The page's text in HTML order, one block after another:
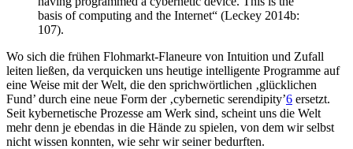
basis of computing and the Internet“ (Leckey 2014b:
107).
Wo sich die frühen Flohmarkt-Flaneure von Intuition und Zufall
leiten ließen, da verquicken uns heutige intelligente Programme auf
eine Weise mit der Welt, die den sprichwörtlichen ‚glücklichen
Fund’ durch eine neue Form der ‚cybernetic serendipity’6 ersetzt.
Seit kybernetische Prozesse am Werk sind, scheint uns die Welt
mehr denn je ebendas in die Hände zu spielen, von dem wir selbst
nicht wissen konnten, wie sehr wir seiner bedurften.